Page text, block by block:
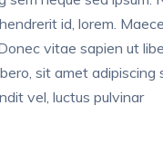
id, lorem.
vitae sapien ut
sit amet adipiscing
vel, luctus pulvinar